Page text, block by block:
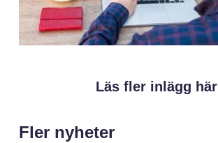
Läs fler inlägg här
Fler nyheter